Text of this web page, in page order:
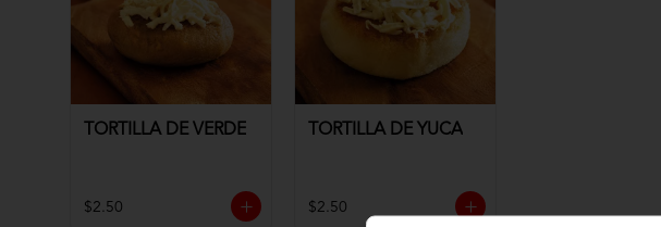
TORTILLA DE VERDE
$2.50
TORTILLA DE YUCA
$2.50